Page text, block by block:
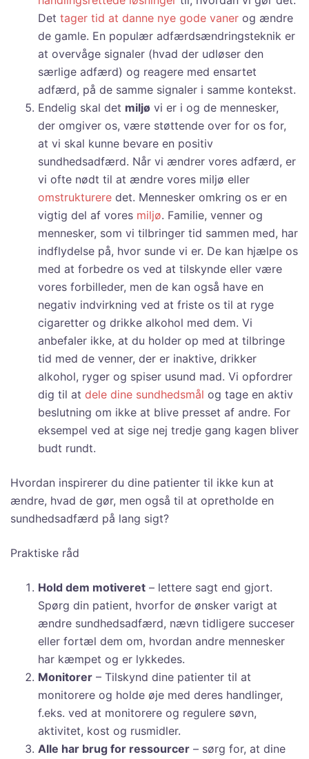
Det tager tid at danne nye gode vaner og ændre
de gamle. En populær adfærdsændringsteknik er
at overvåge signaler (hvad der udløser den
særlige adfærd) og reagere med ensartet
adfærd, på de samme signaler i samme kontekst.
Endelig skal det miljø vi er i og de mennesker,
der omgiver os, være støttende over for os for,
at vi skal kunne bevare en positiv
sundhedsadfærd. Når vi ændrer vores adfærd, er
vi ofte nødt til at ændre vores miljø eller
omstrukturere det. Mennesker omkring os er en
vigtig del af vores miljø. Familie, venner og
mennesker, som vi tilbringer tid sammen med, har
indflydelse på, hvor sunde vi er. De kan hjælpe os
med at forbedre os ved at tilskynde eller være
vores forbilleder, men de kan også have en
negativ indvirkning ved at friste os til at ryge
cigaretter og drikke alkohol med dem. Vi
anbefaler ikke, at du holder op med at tilbringe
tid med de venner, der er inaktive, drikker
alkohol, ryger og spiser usund mad. Vi opfordrer
dig til at dele dine sundhedsmål og tage en aktiv
beslutning om ikke at blive presset af andre. For
eksempel ved at sige nej tredje gang kagen bliver
budt rundt.
Hvordan inspirerer du dine patienter til ikke kun at
ændre, hvad de gør, men også til at opretholde en
sundhedsadfærd på lang sigt?
Praktiske råd
Hold dem motiveret – lettere sagt end gjort.
Spørg din patient, hvorfor de ønsker varigt at
ændre sundhedsadfærd, nævn tidligere succeser
eller fortæl dem om, hvordan andre mennesker
har kæmpet og er lykkedes.
Monitorer – Tilskynd dine patienter til at
monitorere og holde øje med deres handlinger,
f.eks. ved at monitorere og regulere søvn,
aktivitet, kost og rusmidler.
Alle har brug for ressourcer – sørg for, at dine